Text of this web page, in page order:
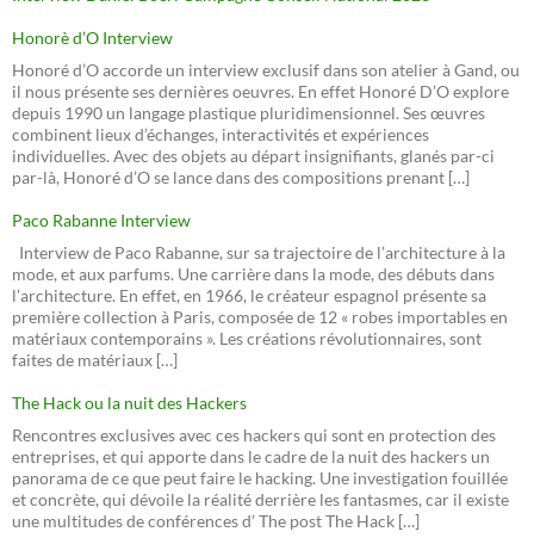
Honorè d’O Interview
Honoré d’O accorde un interview exclusif dans son atelier à Gand, ou
il nous présente ses dernières oeuvres. En effet Honoré D’O explore
depuis 1990 un langage plastique pluridimensionnel. Ses œuvres
combinent lieux d’échanges, interactivités et expériences
individuelles. Avec des objets au départ insignifiants, glanés par-ci
par-là, Honoré d’O se lance dans des compositions prenant […]
Paco Rabanne Interview
Interview de Paco Rabanne, sur sa trajectoire de l’architecture à la
mode, et aux parfums. Une carrière dans la mode, des débuts dans
l’architecture. En effet, en 1966, le créateur espagnol présente sa
première collection à Paris, composée de 12 « robes importables en
matériaux contemporains ». Les créations révolutionnaires, sont
faites de matériaux […]
The Hack ou la nuit des Hackers
Rencontres exclusives avec ces hackers qui sont en protection des
entreprises, et qui apporte dans le cadre de la nuit des hackers un
panorama de ce que peut faire le hacking. Une investigation fouillée
et concrète, qui dévoile la réalité derrière les fantasmes, car il existe
une multitudes de conférences d’ The post The Hack […]